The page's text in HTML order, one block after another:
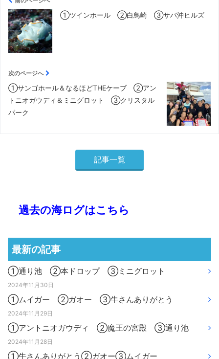
①ツインホール ②白鳥崎 ③サバ沖ヒルズ
次のページへ
①サンゴホール＆なるほどTHEケーブ ②アン
トニオガウディ＆ミニグロット ③クリスタル
パーク
記事一覧
過去の海ログはこちら
最新の記事
①通り池 ②本ドロップ ③ミニグロット
2024年11月30日
①ムイガー ②ガオー ③牛さんありがとう
2024年11月29日
①アントニオガウディ ②魔王の宮殿 ③通り池
2024年11月28日
①牛さんありがとう②ガオー③ムイガー